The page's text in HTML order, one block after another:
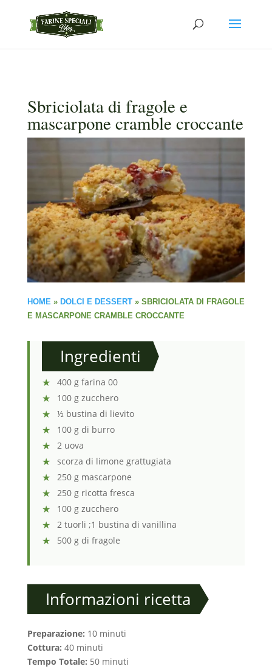
Sbriciolata di fragole e
mascarpone cramble croccante
HOME» DOLCI E DESSERT» SBRICIOLATA DI FRAGOLE
E MASCARPONE CRAMBLE CROCCANTE
Ingredienti
400 g farina 00
100 g zucchero
½ bustina di lievito
100 g di burro
2 uova
scorza di limone grattugiata
250 g mascarpone
250 g ricotta fresca
100 g zucchero
2 tuorli ;1 bustina di vanillina
500 g di fragole
Informazioni ricetta
Preparazione: 10 minuti
Cottura: 40 minuti
Tempo Totale: 50 minuti